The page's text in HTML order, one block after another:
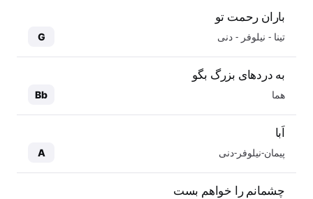
باران رحمت تو
تینا - نیلوفر - دنی G
به دردهای بزرگ بگو
هما Bb
اَبا
پیمان-نیلوفر-دنی A
چشمانم را خواهم بست